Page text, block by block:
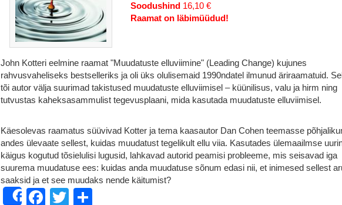
Soodushind 16,10 €
Raamat on läbimüüdud!
John Kotteri eelmine raamat "Muudatuste elluviimine" (Leading Change) kujunes
rahvusvaheliseks bestselleriks ja oli üks olulisemaid 1990ndatel ilmunud äriraamatuid.
tõi autor välja suurimad takistused muudatuste elluviimisel – küünilisus, valu ja hirm ning
tutvustas kaheksasammulist tegevusplaani, mida kasutada muudatuste elluviimisel.
Käesolevas raamatus süüvivad Kotter ja tema kaasautor Dan Cohen teemasse
andes ülevaate sellest, kuidas muudatust tegelikult ellu viia. Kasutades ülemaailmse
käigus kogutud tõsielulisi lugusid, lahkavad autorid peamisi probleeme, mis seisavad iga
suurema muudatuse ees: kuidas anda muudatuse sõnum edasi nii, et inimesed sellest
saaksid ja et see muudaks nende käitumist?
ShareFacebook
Twitter